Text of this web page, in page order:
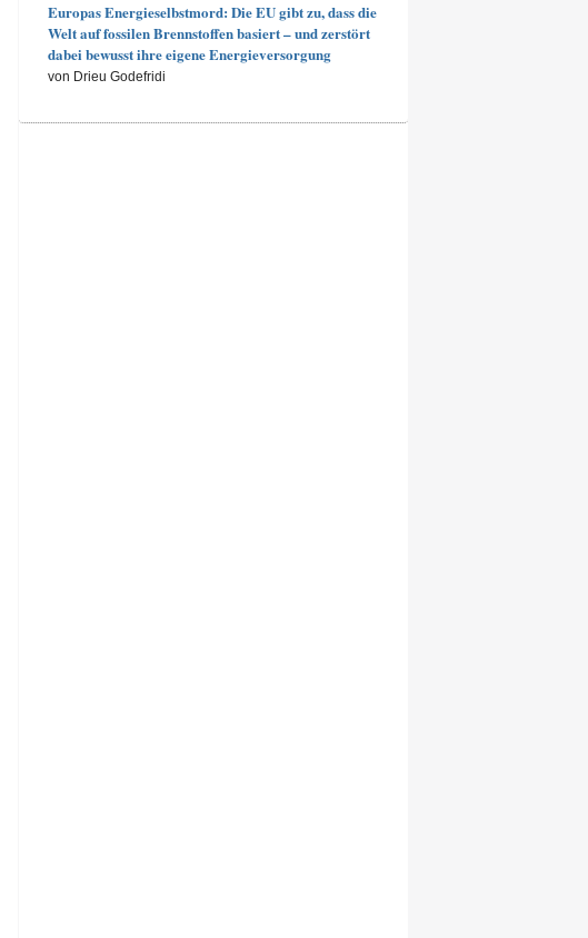
Europas Energieselbstmord: Die EU gibt zu, dass die
Welt auf fossilen Brennstoffen basiert – und zerstört
dabei bewusst ihre eigene Energieversorgung
von Drieu Godefridi